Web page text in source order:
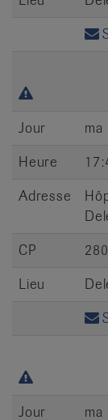
Jour
ma
Heure
Adresse
CP
Lieu
Jour
ma